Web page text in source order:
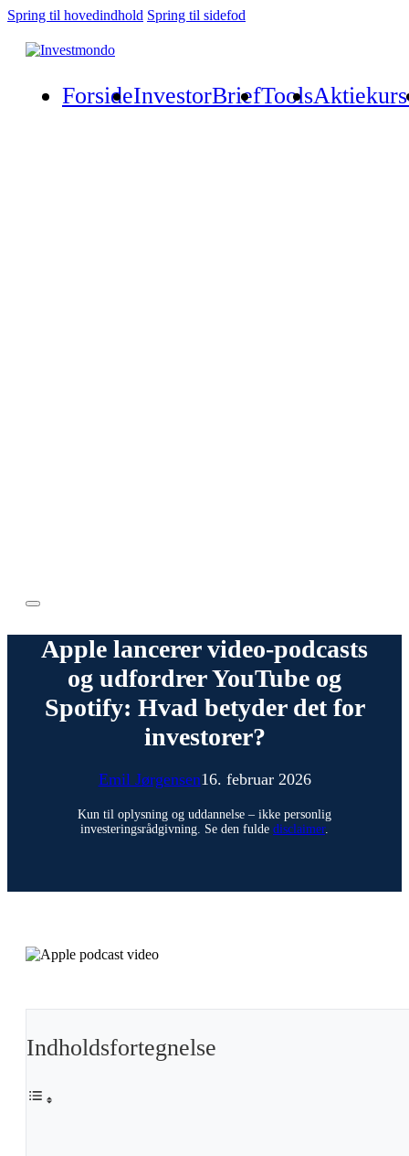
Spring til hovedindhold Spring til sidefod
ForsideInvestorBriefTools
Apple lancerer video-podcasts
og udfordrer YouTube og
Spotify: Hvad betyder det for
investorer?
Emil Jørgensen16. februar 2026
Kun til oplysning og uddannelse – ikke personlig
investeringsrådgivning. Se den fulde disclaimer.
Indholdsfortegnelse